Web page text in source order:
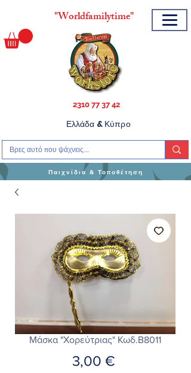
"Worldfamilytime"
2310 77 37 42
Παιχνίδια & Τοποθέτηση
Ελλάδα & Κύπρο
Μάσκα "Χορεύτριας" Κωδ.Β8011
3,00 €